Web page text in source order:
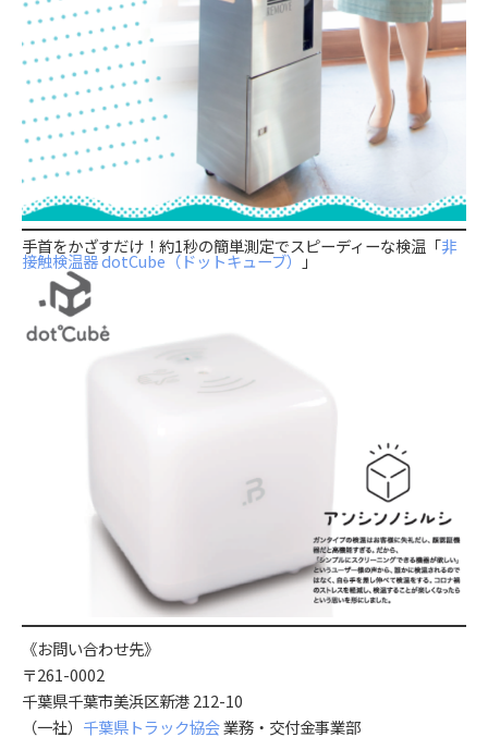
手首をかざすだけ！約1秒の簡単測定でスピーディーな検温 「非
接触検温器 dotCube（ドットキューブ） 」
《お問い合わせ先》
〒261-0002
千葉県千葉市美浜区新港 212-10
（一社） 千葉県トラック協会業務・交付金事業部